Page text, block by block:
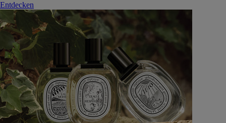
Entdecken